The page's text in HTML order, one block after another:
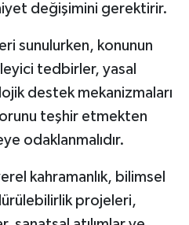
değişimini gerektirir.
sunulurken, konunun
tedbirler, yasal
destek mekanizmaları
teşhir etmekten
odaklanmalıdır.
kahramanlık, bilimsel
projeleri,